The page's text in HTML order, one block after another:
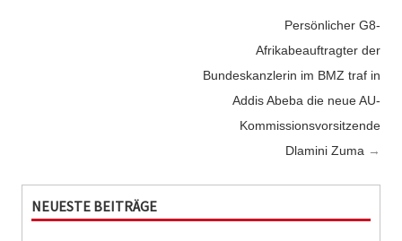
Persönlicher G8-
Afrikabeauftragter der
Bundeskanzlerin im BMZ traf in
Addis Abeba die neue AU-
Kommissionsvorsitzende
Dlamini Zuma →
NEUESTE BEITRÄGE